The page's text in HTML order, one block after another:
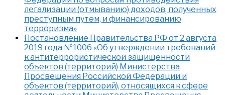
легализации (отмыванию) доходов, полученных
преступным путем, и финансированию
терроризма»
Постановление Правительства РФ от 2 августа
2019 года №1006 «Об утверждении требований
к антитеррористической защищенности
объектов (территорий) Министерства
Просвещения Российской Федерации и
объектов (территорий), относящихся к сфере